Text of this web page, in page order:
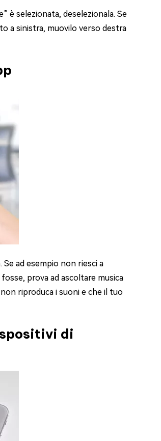
è selezionata, deselezionala. Se
a sinistra, muovilo verso destra
ad esempio non riesci a
prova ad ascoltare musica
riproduca i suoni e che il tuo
di